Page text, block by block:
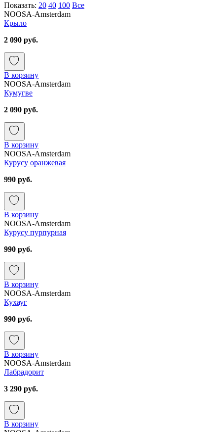
Показать: 20 40 100 Все
NOOSA-Amsterdam
Крыло
2 090 руб.
В корзину
NOOSA-Amsterdam
Кумугве
2 090 руб.
В корзину
NOOSA-Amsterdam
Курусу оранжевая
990 руб.
В корзину
NOOSA-Amsterdam
Курусу пурпурная
990 руб.
В корзину
NOOSA-Amsterdam
Кухауг
990 руб.
В корзину
NOOSA-Amsterdam
Лабрадорит
3 290 руб.
В корзину